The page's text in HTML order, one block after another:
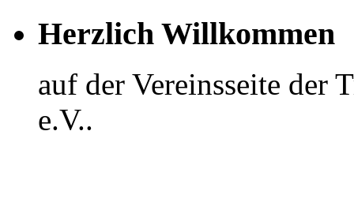
Herzlich Willkommen
auf der Vereinsseite der
e.V..